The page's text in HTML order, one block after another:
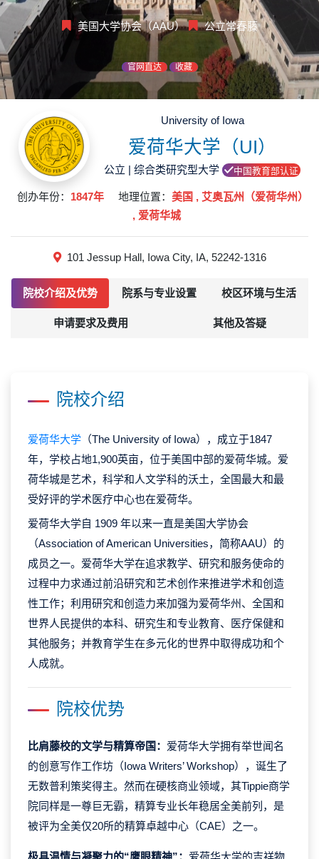
美国大学协会（AAU） 公立常春藤
官网直达 收藏
University of Iowa
爱荷华大学（UI）
公立 | 综合类研究型大学 中国教育部认证
创办年份： 1847年 地理位置： 美国 , 艾奥瓦州（爱荷华州）
, 爱荷华城
101 Jessup Hall, Iowa City, IA, 52242-1316
院校介绍及优势 院系与专业设置 校区环境与生活
申请要求及费用 其他及答疑
院校介绍
爱荷华大学 （The University of Iowa），成立于1847
年，学校占地1,900英亩，位于美国中部的爱荷华城。爱
荷华城是艺术，科学和人文学科的沃土，全国最大和最
受好评的学术医疗中心也在爱荷华。
爱荷华大学自 1909 年以来一直是美国大学协会
（Association of American Universities，简称AAU）的
成员之一。爱荷华大学在追求教学、研究和服务使命的
过程中力求通过前沿研究和艺术创作来推进学术和创造
性工作；利用研究和创造力来加强为爱荷华州、全国和
世界人民提供的本科、研究生和专业教育、医疗保健和
其他服务；并教育学生在多元化的世界中取得成功和个
人成就。
院校优势
比肩藤校的文学与精算帝国 ： 爱荷华大学拥有举世闻名
的创意写作工作坊（Iowa Writers’ Workshop）
，诞生了
无数普利策奖得主。然而在硬核商业领域，其Tippie商学
院同样是一尊巨无霸，精算专业长年稳居全美前列，是
被评为全美仅20所的精算卓越中心（CAE）之一。